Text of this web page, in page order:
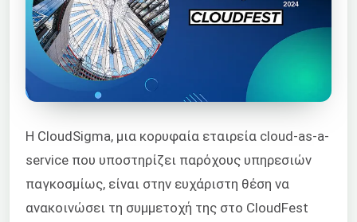
Η CloudSigma, μια κορυφαία εταιρεία cloud-as-a-
service που υποστηρίζει παρόχους υπηρεσιών
παγκοσμίως, είναι στην ευχάριστη θέση να
ανακοινώσει τη συμμετοχή της στο CloudFest